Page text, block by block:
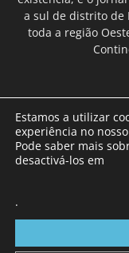
a sul de distrito de
toda a região
Estamos a utilizar
experiência no
Pode saber mais
desactivá-los em
.